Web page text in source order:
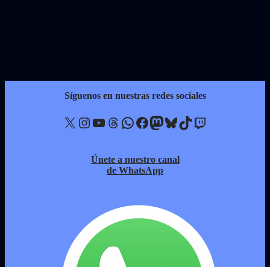
Síguenos en nuestras redes sociales
X Instagram YouTube Threads WhatsApp Facebook Mastodon Bluesky TikTok Twitch
Únete a nuestro canal
de WhatsApp